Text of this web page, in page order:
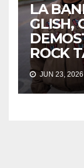
LA
GLISH,
ROCK
JUN 23, 2026